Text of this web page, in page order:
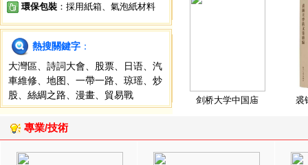
環保包裝 ：採用紙箱、氣泡紙材料
熱搜關鍵字 ：
大灣區
詩詞大會 股票 日语
汽
車維修
地图 一帶一路 琼瑶
炒
股
絲綢之路 漫畫 貿易戰 剑桥大学中国庙 裘
專業/技術